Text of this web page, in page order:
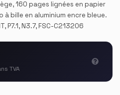
160 pages lignées en papier
bille en aluminium encre bleue.
P7.1, N3.7, FSC-C213206
TVA